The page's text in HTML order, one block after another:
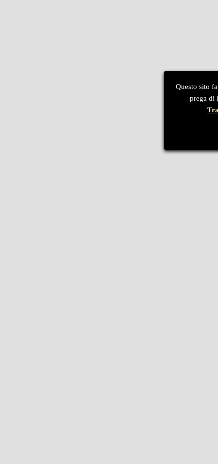
Questo sito
prega di